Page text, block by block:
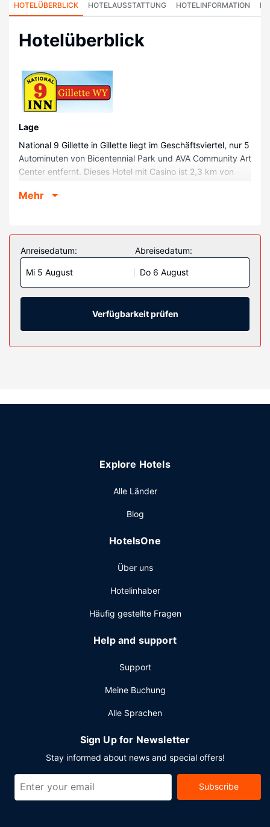
HOTELÜBERBLICK HOTELAUSSTATTUNG HOTELINFORMATION
Hotelüberblick
Lage
National 9 Gillette in Gillette liegt im Geschäftsviertel, nur 5
Autominuten von Bicentennial Park und AVA Community Art
Center entfernt. Dieses Hotel mit Casino ist 2,3 km von
Convention & Visitors Bureau entfernt.
Fühl dich in einem der 80 klimatisierten Zimmer mit
Kühlschrank und Mikrowelle wie zu Hause. Ein WLAN-
Internetzugang (kostenlos) ist ebenso verfügbar wie
Kabelempfang. Es sind eigene Badezimmer mit
Duschwannen vorhanden, die Komfortbadewannen und
kostenlose Toilettenartikel bieten. Zur Austattung gehören
Telefone, mit denen du kostenlose Ortsgespräche führen
kannst. Die Zimmer werden täglich gereinigt.
Ausstattung der Anlage
Spiele und ein Bankettsaal.
bequem auf deinem Zimmer und nutz den Zimmerservice
Sonstige Einrichtungen
Zum Angebot gehören ein Businesscenter, ein Express-
Folgendes: Parken ohne Service (kostenlos).
Mehr
Anreisedatum:
Mi 5 August
Abreisedatum:
Do 6 August
Verfügbarkeit prüfen
Explore Hotels
Alle Länder
Blog
HotelsOne
Über uns
Hotelinhaber
Häufig gestellte Fragen
Help and support
Support
Meine Buchung
Alle Sprachen
Sign Up for Newsletter
Stay informed about news and special offers!
Subscribe